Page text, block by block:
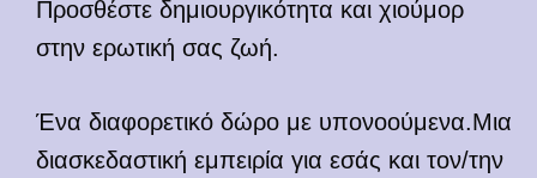
Προσθέστε δημιουργικότητα και χιούμορ
στην ερωτική σας ζωή.
Ένα διαφορετικό δώρο με υπονοούμενα.Μια
διασκεδαστική εμπειρία για εσάς και τον/την